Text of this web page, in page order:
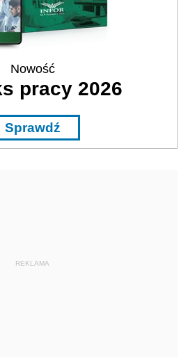
Nowość
pracy 2026
Sprawdź
REKLAMA